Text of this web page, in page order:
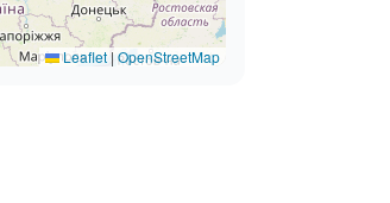
Leaflet | OpenStreetMap